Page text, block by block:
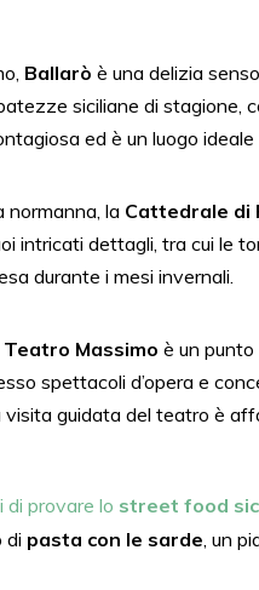
Ballarò è una delizia
siciliane di stagione,
ed è un luogo
normanna, la Cattedrale di
intricati dettagli, tra cui le
durante i mesi invernali.
Teatro Massimo è un
spettacoli d’opera e
guidata del teatro è
di provare lo street food
di pasta con le sarde , un